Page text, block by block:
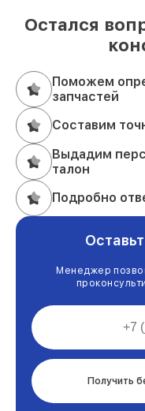
Остался
Поможем
запчастей
Составим
Выдадим
талон
Подробно
Менеджер
Получить